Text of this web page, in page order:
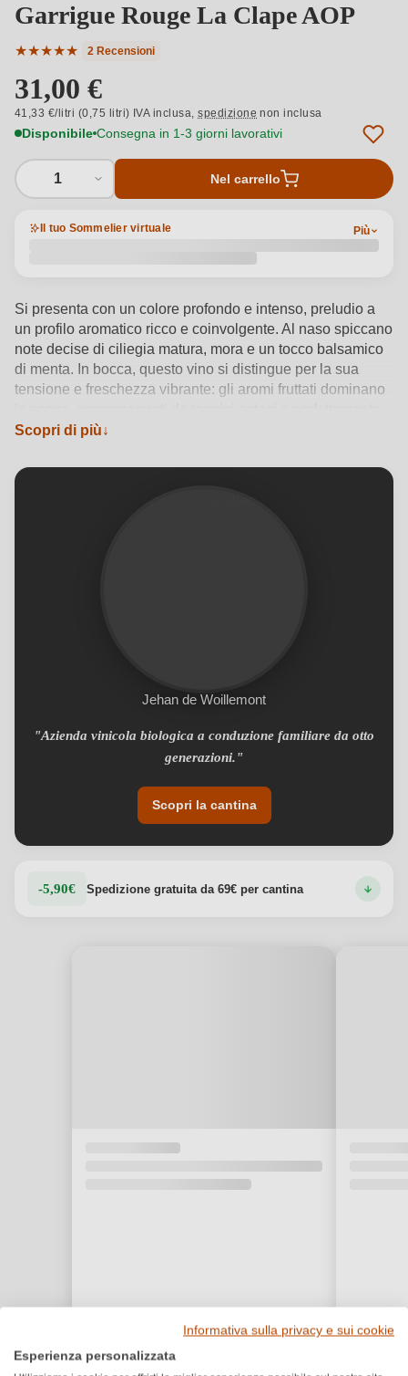
Garrigue Rouge La Clape AOP
★★★★★
Valutazione media di 5 su 5 stelle
2 Recensioni
31,00 €
41,33 €/litri (0,75 litri) IVA inclusa,spedizione non inclusa
Disponibile Consegna in 1-3 giorni lavorativi
1 Nel carrello
Il tuo Sommelier virtuale Più
Si presenta con un colore profondo e intenso, preludio a
un profilo aromatico ricco e coinvolgente. Al naso spiccano
note decise di ciliegia matura, mora e un tocco balsamico
di menta. In bocca, questo vino si distingue per la sua
tensione e freschezza vibrante: gli aromi fruttati dominano
integrati. Il blend di Carignan, Grenache Noir, Mourvèdre e
affinamento in grande botte di rovere, che dona struttura e
Scopri di più
Jehan de Woillemont
"Azienda vinicola biologica a conduzione familiare da otto
generazioni."
Scopri la cantina
-5,90€ Spedizione gratuita da 69€ per cantina
Informativa sulla privacy e sui cookie
Esperienza personalizzata